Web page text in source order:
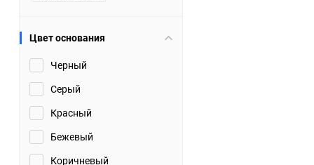
Цвет основания
Черный
Серый
Красный
Бежевый
Коричневый